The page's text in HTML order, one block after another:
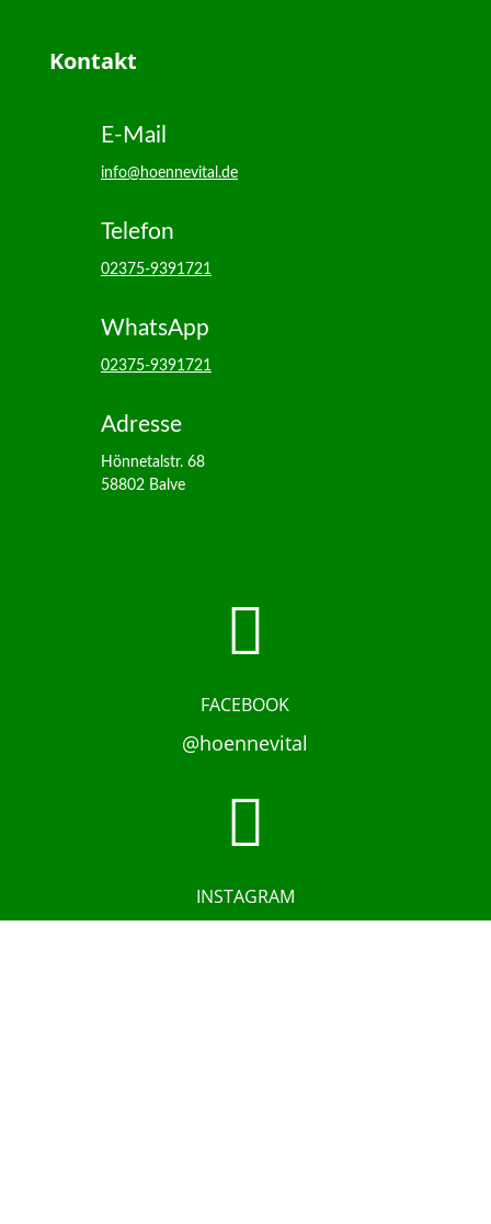
Kontakt
E-Mail
info@hoennevital.de
Telefon
02375-9391721
WhatsApp
02375-9391721
Adresse
Hönnetalstr. 68
58802 Balve

FACEBOOK
@hoennevital

INSTAGRAM